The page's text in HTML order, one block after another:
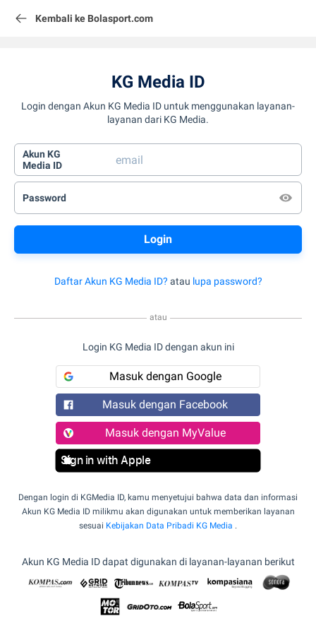
Kembali ke Bolasport.com
KG Media ID
Login dengan Akun KG Media ID untuk menggunakan layanan-
layanan dari KG Media.
Akun KG
Media ID
Password
Daftar Akun KG Media ID? atau lupa password?
atau
Login KG Media ID dengan akun ini
Masuk dengan Google
Masuk dengan Facebook
Masuk dengan MyValue
Sign in with Apple
Dengan login di KGMedia ID, kamu menyetujui bahwa data dan informasi
Akun KG Media ID milikmu akan digunakan untuk memberikan layanan
sesuai Kebijakan Data Pribadi KG Media .
Akun KG Media ID dapat digunakan di layanan-layanan berikut